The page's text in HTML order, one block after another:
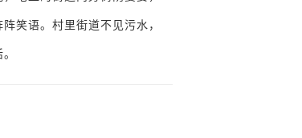
笑语。村里街道不见污水，